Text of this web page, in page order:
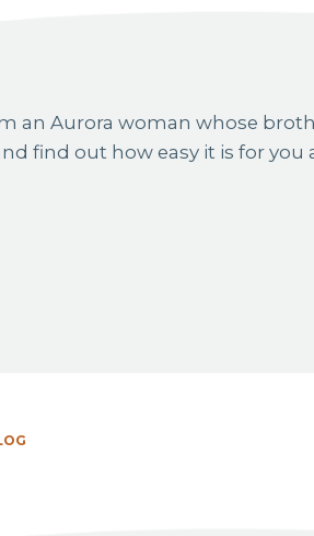
an Aurora woman whose
find out how easy it is for you